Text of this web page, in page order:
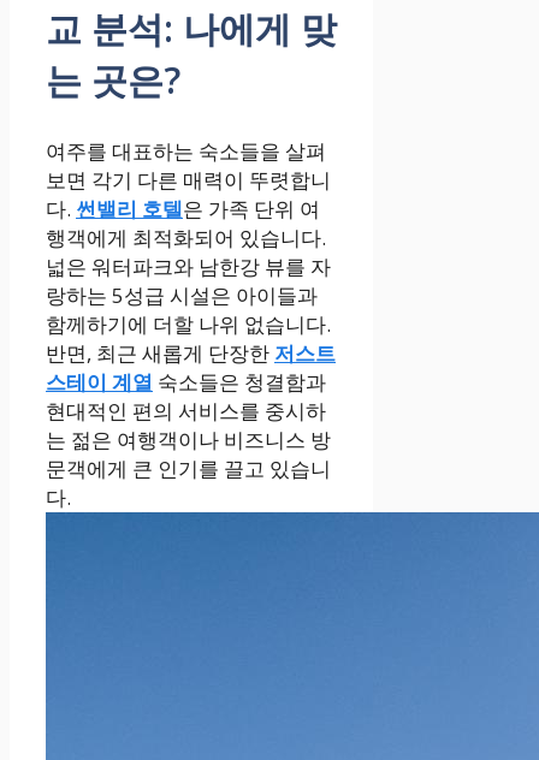
교 분석: 나에게 맞
는 곳은?
여주를 대표하는 숙소들을 살펴
보면 각기 다른 매력이 뚜렷합니
다. 썬밸리 호텔은 가족 단위 여
행객에게 최적화되어 있습니다.
넓은 워터파크와 남한강 뷰를 자
랑하는 5성급 시설은 아이들과
함께하기에 더할 나위 없습니다.
반면, 최근 새롭게 단장한 저스트
스테이 계열 숙소들은 청결함과
현대적인 편의 서비스를 중시하
는 젊은 여행객이나 비즈니스 방
문객에게 큰 인기를 끌고 있습니
다.